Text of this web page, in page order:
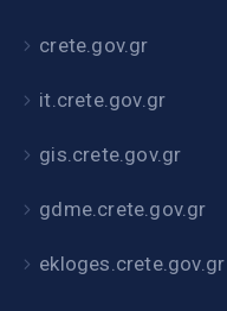
crete.gov.gr
it.crete.gov.gr
gis.crete.gov.gr
gdme.crete.gov.gr
ekloges.crete.gov.gr